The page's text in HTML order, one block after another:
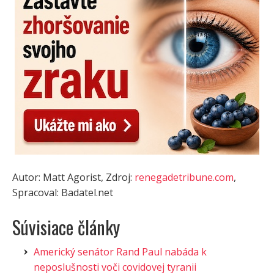
Autor: Matt Agorist, Zdroj: renegadetribune.com,
Spracoval: Badatel.net
Súvisiace články
Americký senátor Rand Paul nabáda k
neposlušnosti voči covidovej tyranii